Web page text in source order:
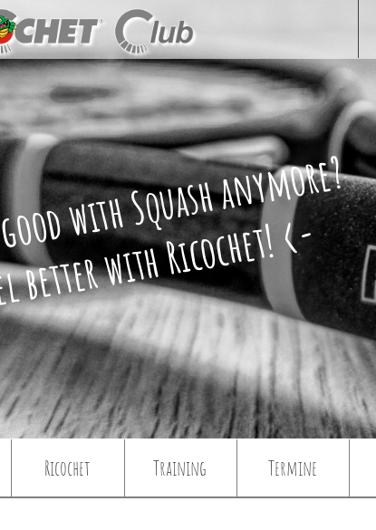
with Squash anymore?
with Ricochet! <-
Ricochet Training Termine